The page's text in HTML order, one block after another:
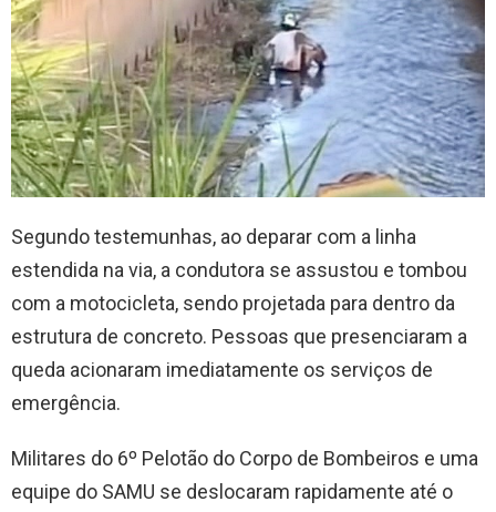
Segundo testemunhas, ao deparar com a linha
estendida na via, a condutora se assustou e tombou
com a motocicleta, sendo projetada para dentro da
estrutura de concreto. Pessoas que presenciaram a
queda acionaram imediatamente os serviços de
emergência.
Militares do 6º Pelotão do Corpo de Bombeiros e uma
equipe do SAMU se deslocaram rapidamente até o